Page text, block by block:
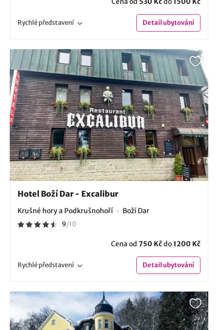
Rychlépředstavení Detailubytování
Hotel Boží Dar - Excalibur
Krušné hory a Podkrušnohoří Boží Dar
9/10
Cena od 750 Kčdo1200 Kč
Rychlépředstavení Detailubytování